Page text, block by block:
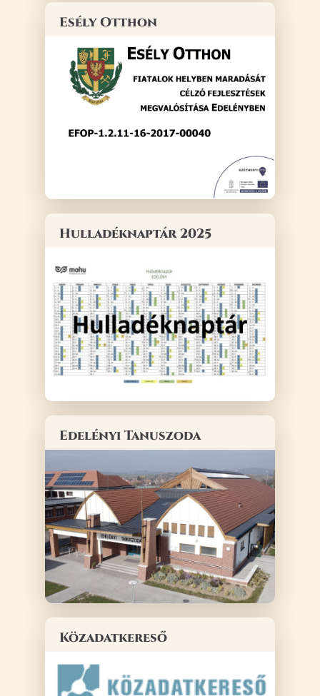
Esély Otthon
Hulladéknaptár 2025
Edelényi Tanuszoda
Közadatkereső